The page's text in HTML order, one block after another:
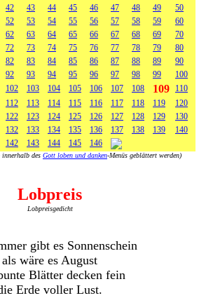
42 43 44 45 46 47 48 49
50
52 53 54 55 56 57 58 59
60
62 63 64 65 66 67 68 69
70
72 73 74 75 76 77 78 79
80
82 83 84 85 86 87 88 89
90
92 93 94 95 96 97 98 99
100
102 103 104 105 106 107 108 109
110
112 113 114 115 116 117 118 119
120
122 123 124 125 126 127 128 129
130
132 133 134 135 136 137 138 139
140
142 143 144 145 146
des Gott loben und danken-Menüs geblättert werden)
Lobpreis
Lobpreisgedicht
gibt es Sonnenschein
als wäre es August
Blätter decken fein
Erde voller Lust.